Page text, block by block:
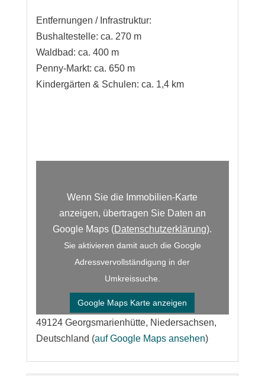
Entfernungen / Infrastruktur:
Bushaltestelle: ca. 270 m
Waldbad: ca. 400 m
Penny-Markt: ca. 650 m
Kindergärten & Schulen: ca. 1,4 km
Wenn Sie die Immobilien-Karte
anzeigen, übertragen Sie Daten an
Google Maps (Datenschutzerklärung).
Sie aktivieren damit auch die Google
Adressvervollständigung in der
Umkreissuche.
Google Maps Karte anzeigen
49124 Georgsmarienhütte, Niedersachsen,
Deutschland (auf Google Maps ansehen)